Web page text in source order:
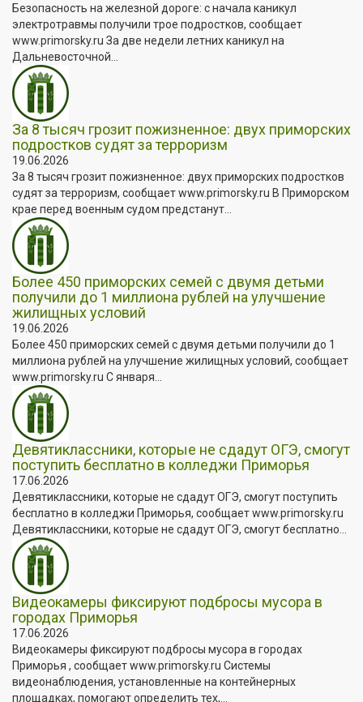
Безопасность на железной дороге: с начала каникул
электротравмы получили трое подростков, сообщает
www.primorsky.ru За две недели летних каникул на
Дальневосточной...
За 8 тысяч грозит пожизненное: двух приморских
подростков судят за терроризм
19.06.2026
За 8 тысяч грозит пожизненное: двух приморских подростков
судят за терроризм, сообщает www.primorsky.ru В Приморском
крае перед военным судом предстанут...
Более 450 приморских семей с двумя детьми
получили до 1 миллиона рублей на улучшение
жилищных условий
19.06.2026
Более 450 приморских семей с двумя детьми получили до 1
миллиона рублей на улучшение жилищных условий, сообщает
www.primorsky.ru С января...
Девятиклассники, которые не сдадут ОГЭ, смогут
поступить бесплатно в колледжи Приморья
17.06.2026
Девятиклассники, которые не сдадут ОГЭ, смогут поступить
бесплатно в колледжи Приморья, сообщает www.primorsky.ru
Девятиклассники, которые не сдадут ОГЭ, смогут бесплатно...
Видеокамеры фиксируют подбросы мусора в
городах Приморья
17.06.2026
Видеокамеры фиксируют подбросы мусора в городах
Приморья , сообщает www.primorsky.ru Системы
видеонаблюдения, установленные на контейнерных
площадках, помогают определить тех,...